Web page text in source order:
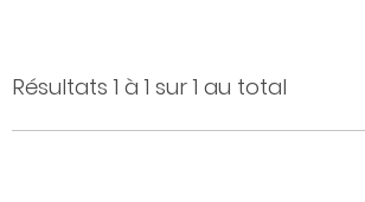
Résultats 1 à 1 sur 1 au total